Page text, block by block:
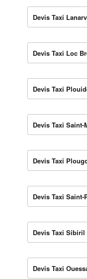
Devis Taxi
Devis Taxi Loc
Devis Taxi
Devis Taxi Saint-
Devis Taxi
Devis Taxi Saint-
Devis Taxi Sibiril
Devis Taxi